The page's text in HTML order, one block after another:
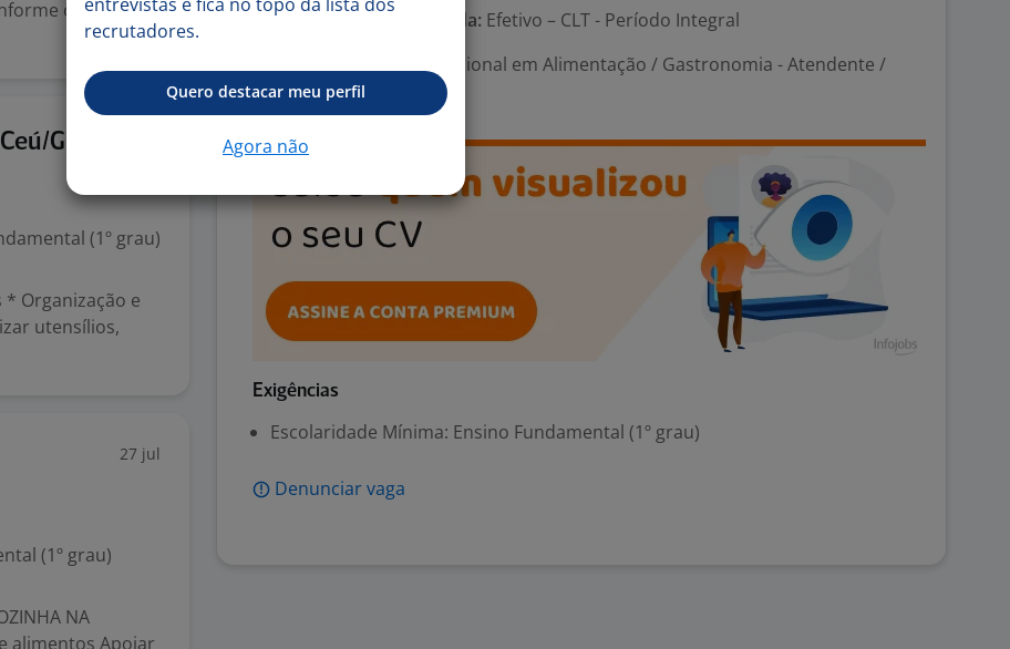
o padrão
GO
(1º grau)
Organização e
utensílios,
27 jul
(1º grau)
NA
alimentos Apoiar
Tipo de contrato e Jornada: Efetivo – CLT - Período Integral
Operacional em Alimentação / Gastronomia - Atendente /
Recepção / Garçom
Exigências
Escolaridade Mínima: Ensino Fundamental (1º grau)
Denunciar vaga
recrutadores.
Quero destacar meu perfil
Agora não